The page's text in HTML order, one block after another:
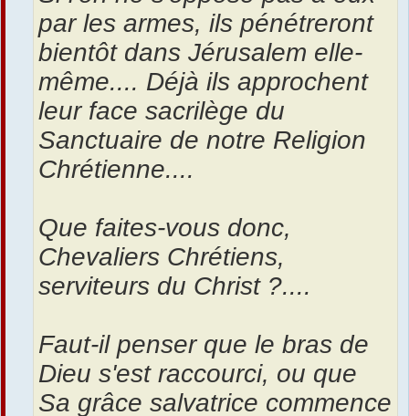
par les armes, ils pénétreront
bientôt dans Jérusalem elle-
même.... Déjà ils approchent
leur face sacrilège du
Sanctuaire de notre Religion
Chrétienne....
Que faites-vous donc,
Chevaliers Chrétiens,
serviteurs du Christ ?....
Faut-il penser que le bras de
Dieu s'est raccourci, ou que
Sa grâce salvatrice commence